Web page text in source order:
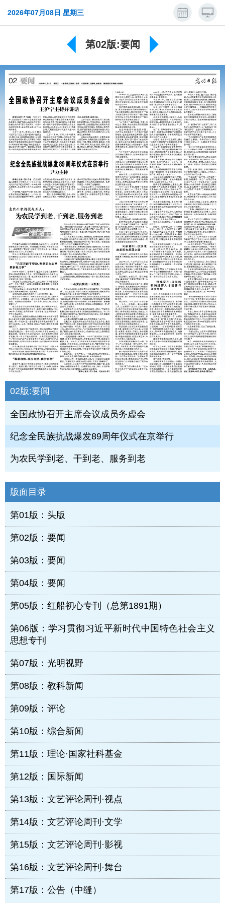
2026年07月08日 星期三
第02版:要闻
02版:要闻
全国政协召开主席会议成员务虚会
纪念全民族抗战爆发89周年仪式在京举行
为农民学到老、干到老、服务到老
版面目录
第01版：头版
第02版：要闻
第03版：要闻
第04版：要闻
第05版：红船初心专刊（总第1891期）
第06版：学习贯彻习近平新时代中国特色社会主义
思想专刊
第07版：光明视野
第08版：教科新闻
第09版：评论
第10版：综合新闻
第11版：理论·国家社科基金
第12版：国际新闻
第13版：文艺评论周刊·视点
第14版：文艺评论周刊·文学
第15版：文艺评论周刊·影视
第16版：文艺评论周刊·舞台
第17版：公告（中缝）